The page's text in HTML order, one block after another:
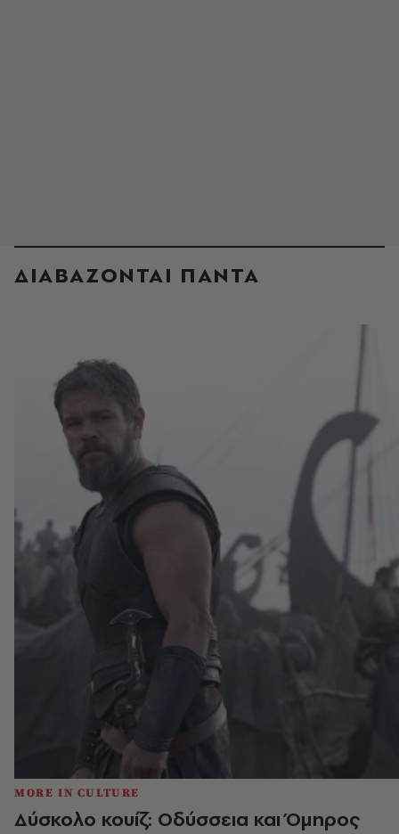
ΔΙΑΒΑΖΟΝΤΑΙ ΠΑΝΤΑ
MORE IN CULTURE
Δύσκολο κουίζ: Οδύσσεια και Όμηρος